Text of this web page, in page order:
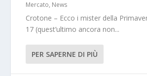
Mercato, News
Crotone – Ecco i mister della
17 (quest’ultimo ancora non...
PER SAPERNE DI PIÙ